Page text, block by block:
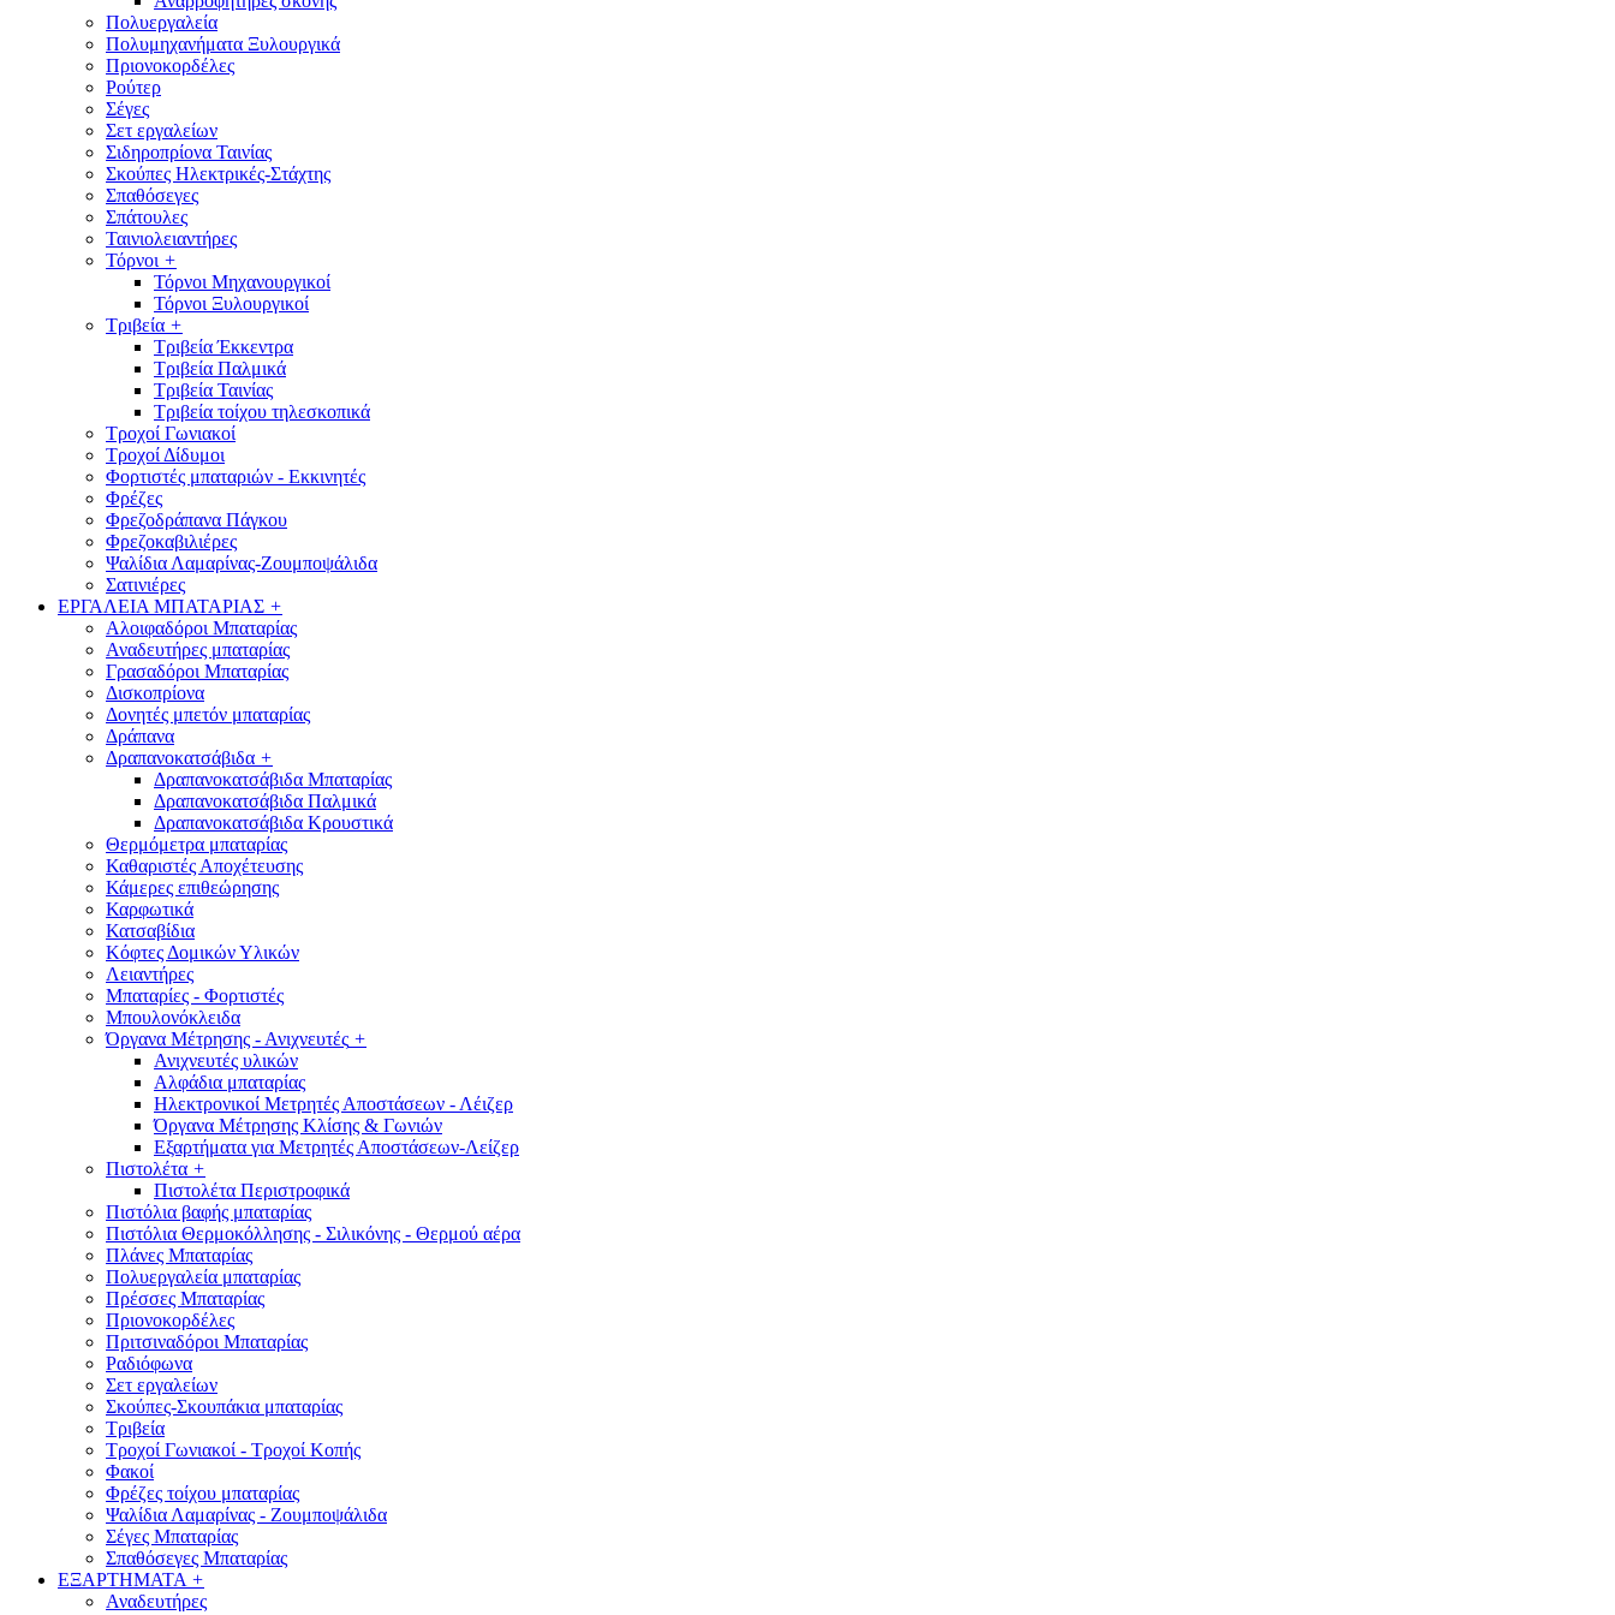
Πολυεργαλεία
Πολυμηχανήματα Ξυλουργικά
Πριονοκορδέλες
Ρούτερ
Σέγες
Σετ εργαλείων
Σιδηροπρίονα Ταινίας
Σκούπες Ηλεκτρικές-Στάχτης
Σπαθόσεγες
Σπάτουλες
Ταινιολειαντήρες
Τόρνοι +
Τόρνοι Μηχανουργικοί
Τόρνοι Ξυλουργικοί
Τριβεία +
Τριβεία Έκκεντρα
Τριβεία Παλμικά
Τριβεία Ταινίας
Τριβεία τοίχου τηλεσκοπικά
Τροχοί Γωνιακοί
Τροχοί Δίδυμοι
Φορτιστές μπαταριών - Εκκινητές
Φρέζες
Φρεζοδράπανα Πάγκου
Φρεζοκαβιλιέρες
Ψαλίδια Λαμαρίνας-Ζουμποψάλιδα
Σατινιέρες
ΕΡΓΑΛΕΙΑ ΜΠΑΤΑΡΙΑΣ +
Αλοιφαδόροι Μπαταρίας
Αναδευτήρες μπαταρίας
Γρασαδόροι Μπαταρίας
Δισκοπρίονα
Δονητές μπετόν μπαταρίας
Δράπανα
Δραπανοκατσάβιδα +
Δραπανοκατσάβιδα Μπαταρίας
Δραπανοκατσάβιδα Παλμικά
Δραπανοκατσάβιδα Κρουστικά
Θερμόμετρα μπαταρίας
Καθαριστές Αποχέτευσης
Κάμερες επιθεώρησης
Καρφωτικά
Κατσαβίδια
Κόφτες Δομικών Υλικών
Λειαντήρες
Μπαταρίες - Φορτιστές
Μπουλονόκλειδα
Όργανα Μέτρησης - Ανιχνευτές +
Ανιχνευτές υλικών
Αλφάδια μπαταρίας
Ηλεκτρονικοί Μετρητές Αποστάσεων - Λέιζερ
Όργανα Μέτρησης Κλίσης & Γωνιών
Εξαρτήματα για Μετρητές Αποστάσεων-Λείζερ
Πιστολέτα +
Πιστολέτα Περιστροφικά
Πιστόλια βαφής μπαταρίας
Πιστόλια Θερμοκόλλησης - Σιλικόνης - Θερμού αέρα
Πλάνες Μπαταρίας
Πολυεργαλεία μπαταρίας
Πρέσσες Μπαταρίας
Πριονοκορδέλες
Πριτσιναδόροι Μπαταρίας
Ραδιόφωνα
Σετ εργαλείων
Σκούπες-Σκουπάκια μπαταρίας
Τριβεία
Τροχοί Γωνιακοί - Τροχοί Κοπής
Φακοί
Φρέζες τοίχου μπαταρίας
Ψαλίδια Λαμαρίνας - Ζουμποψάλιδα
Σέγες Μπαταρίας
Σπαθόσεγες Μπαταρίας
ΕΞΑΡΤΗΜΑΤΑ +
Αναδευτήρες